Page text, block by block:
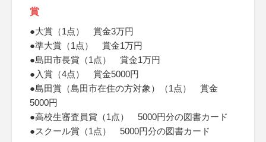
賞
●大賞（1点） 賞金3万円
●準大賞（1点） 賞金1万円
●島田市長賞（1点） 賞金1万円
●入賞（4点） 賞金5000円
●島田賞（島田市在住の方対象）（1点） 賞金
5000円
●高校生審査員賞（1点） 5000円分の図書カード
●スクール賞（1点） 5000円分の図書カード